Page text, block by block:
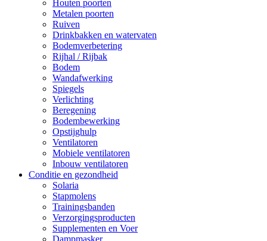
Houten poorten
Metalen poorten
Ruiven
Drinkbakken en watervaten
Bodemverbetering
Rijhal / Rijbak
Bodem
Wandafwerking
Spiegels
Verlichting
Beregening
Bodembewerking
Opstijghulp
Ventilatoren
Mobiele ventilatoren
Inbouw ventilatoren
Conditie en gezondheid
Solaria
Stapmolens
Trainingsbanden
Verzorgingsproducten
Supplementen en Voer
Dampmasker